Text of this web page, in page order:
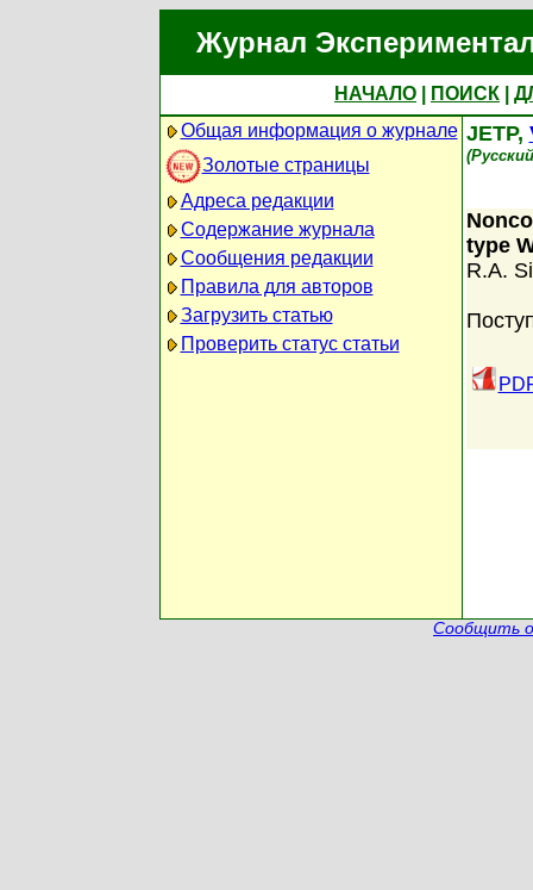
Журнал
НАЧАЛО ПОИСК
Общая информация о журнале
Золотые страницы
Адреса редакции
Содержание журнала
Сообщения редакции
Правила для авторов
Загрузить статью
Проверить статус статьи
JETP,
type
R.A.
Сообщить о